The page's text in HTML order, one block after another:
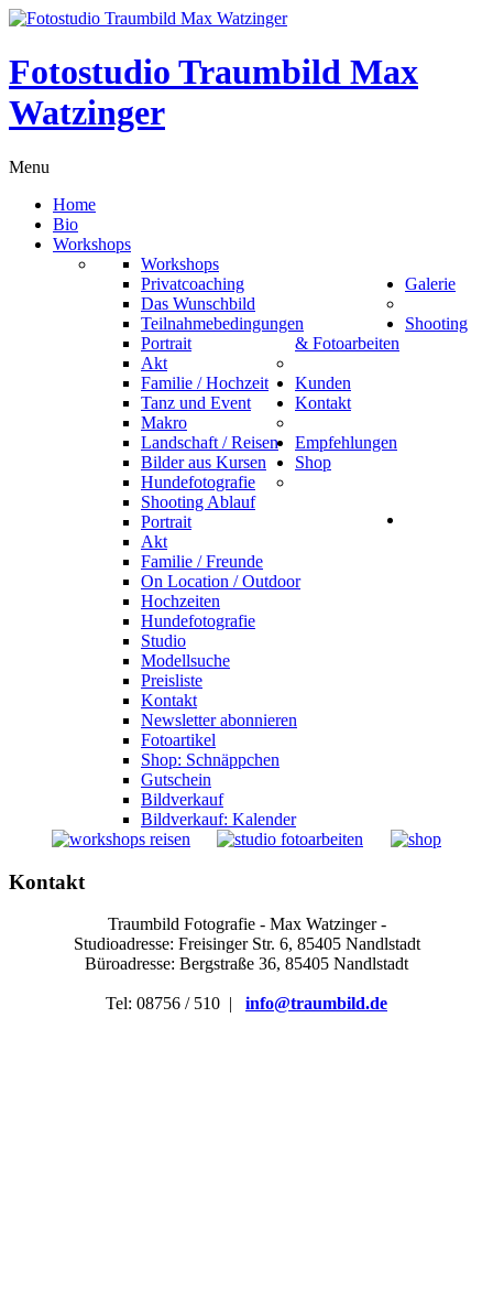
Fotostudio Traumbild Max
Watzinger
Menu
Home
Bio
Workshops
Workshops
Privatcoaching
Das Wunschbild
Teilnahmebedingungen
Galerie
Portrait
Akt
Familie / Hochzeit
Tanz und Event
Makro
Landschaft / Reisen
Bilder aus Kursen
Hundefotografie
Shooting
& Fotoarbeiten
Shooting Ablauf
Portrait
Akt
Familie / Freunde
On Location / Outdoor
Hochzeiten
Hundefotografie
Studio
Modellsuche
Preisliste
Kunden
Kontakt
Kontakt
Newsletter abonnieren
Empfehlungen
Shop
Fotoartikel
Shop: Schnäppchen
Gutschein
Bildverkauf
Bildverkauf: Kalender
Kontakt
Traumbild Fotografie - Max Watzinger -
Studioadresse: Freisinger Str. 6, 85405 Nandlstadt
Büroadresse: Bergstraße 36, 85405 Nandlstadt
Tel: 08756 / 510 | info@traumbild.de